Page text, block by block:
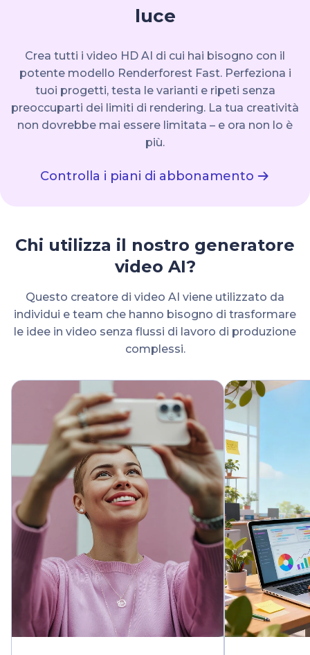
luce
Crea tutti i video HD AI di cui hai bisogno con il
potente modello Renderforest Fast. Perfeziona i
tuoi progetti, testa le varianti e ripeti senza
preoccuparti dei limiti di rendering. La tua creatività
non dovrebbe mai essere limitata – e ora non lo è
più.
Controlla i piani di abbonamento
Chi utilizza il nostro generatore
video AI?
Questo creatore di video AI viene utilizzato da
individui e team che hanno bisogno di trasformare
le idee in video senza flussi di lavoro di produzione
complessi.